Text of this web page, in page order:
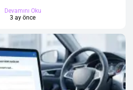
Devamını Oku
3 ay önce